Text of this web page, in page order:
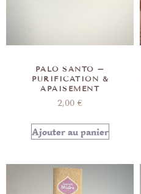
PALO SANTO –
PURIFICATION &
APAISEMENT
2,00 €
Ajouter au panier